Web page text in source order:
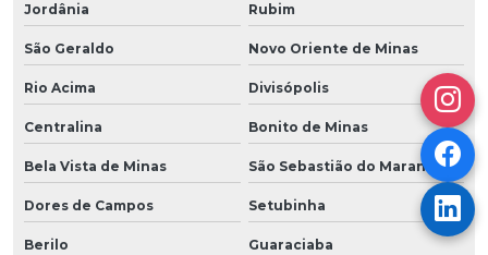
Jordânia Rubim
São Geraldo Novo Oriente de Minas
Rio Acima Divisópolis
Centralina Bonito de Minas
Bela Vista de Minas São Sebastião do Maranhão
Dores de Campos Setubinha
Berilo Guaraciaba